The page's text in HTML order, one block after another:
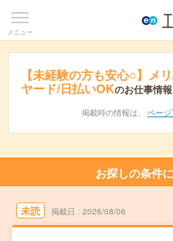
メニュー
【未経験の方も安心○】メ
ヤード/日払いOKのお仕事情
掲載時の情報は、 ペー
お探しの条件
未読 掲載日 2026/08/06